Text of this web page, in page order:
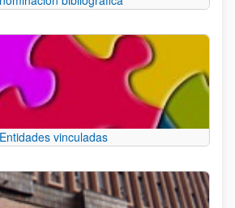
Entidades vinculadas